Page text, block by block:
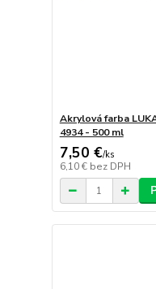
Akrylová farba
4934 - 500 ml
7,50 €/ks
6,10 € bez DPH